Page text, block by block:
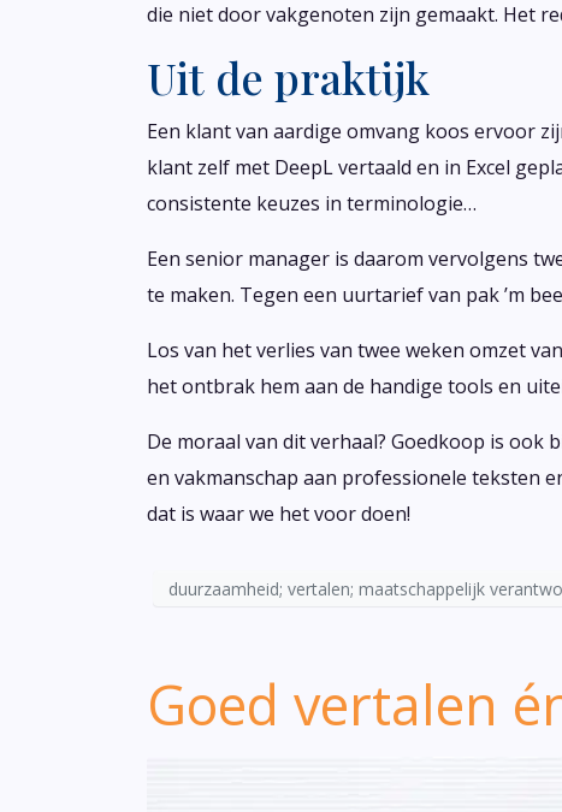
die niet door vakgenoten zijn gemaakt. Het
Uit de praktijk
Een klant van aardige omvang koos ervoor
klant zelf met DeepL vertaald en in Excel
consistente keuzes in terminologie…
Een senior manager is daarom vervolgens
te maken. Tegen een uurtarief van pak ’m
Los van het verlies van twee weken omzet
het ontbrak hem aan de handige tools en
De moraal van dit verhaal? Goedkoop is
en vakmanschap aan professionele teksten
dat is waar we het voor doen!
duurzaamheid; vertalen; maatschappelijk
Goed vertalen